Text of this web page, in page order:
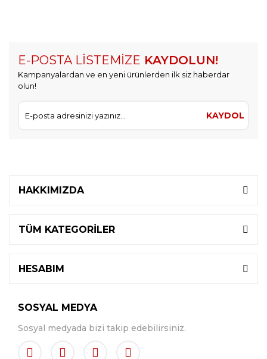
E-POSTA LİSTEMİZE KAYDOLUN!
Kampanyalardan ve en yeni ürünlerden ilk siz haberdar
olun!
KAYDOL
HAKKIMIZDA
TÜM KATEGORİLER
HESABIM
SOSYAL MEDYA
Sosyal medyada bizi takip edebilirsiniz.